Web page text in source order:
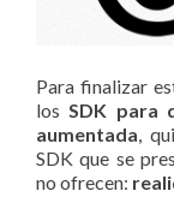
Para finalizar
losSDK para
aumentada,
SDK que se
no ofrecen: